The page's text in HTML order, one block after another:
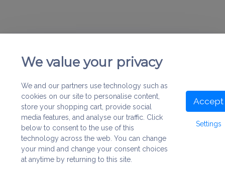
We value your privacy
We and our partners use technology such as
cookies on our site to personalise content,
store your shopping cart, provide social
media features, and analyse our traffic. Click
below to consent to the use of this
technology across the web. You can change
your mind and change your consent choices
at anytime by returning to this site.
Accept
Settings